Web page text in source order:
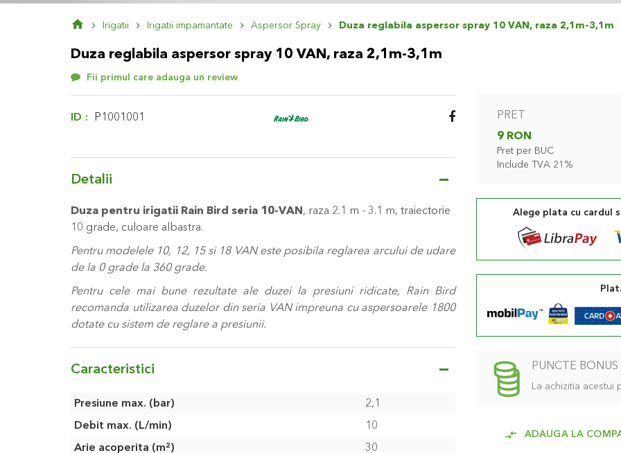
Irigatii Irigatii impamantate Aspersor Spray Duza reglabila aspersor spray 10 VAN, raza 2,1m-3,1m
Duza reglabila aspersor spray 10 VAN, raza 2,1m-3,1m
Fii primul care adauga un review
PRET
9 RON
Pret per BUC
Include TVA 21%
Alege plata cu cardul
PUNCTE BONUS
La achizitia acestui
ADAUGA LA
ID P1001001
Detalii
Duza pentru irigatii Rain Bird seria 10-VAN , raza 2.1 m - 3.1 m, traiectorie
10 grade, culoare albastra.
Pentru modelele 10, 12, 15 si 18 VAN este posibila reglarea arcului de udare
de la 0 grade la 360 grade.
Pentru cele mai bune rezultate ale duzei la presiuni ridicate, Rain Bird
recomanda utilizarea duzelor din seria VAN impreuna cu aspersoarele 1800
dotate cu sistem de reglare a presiunii.
Caracteristici
Caracteristici
Presiune max. (bar)
2,1
Debit max. (L/min)
10
Arie acoperita (m²)
30